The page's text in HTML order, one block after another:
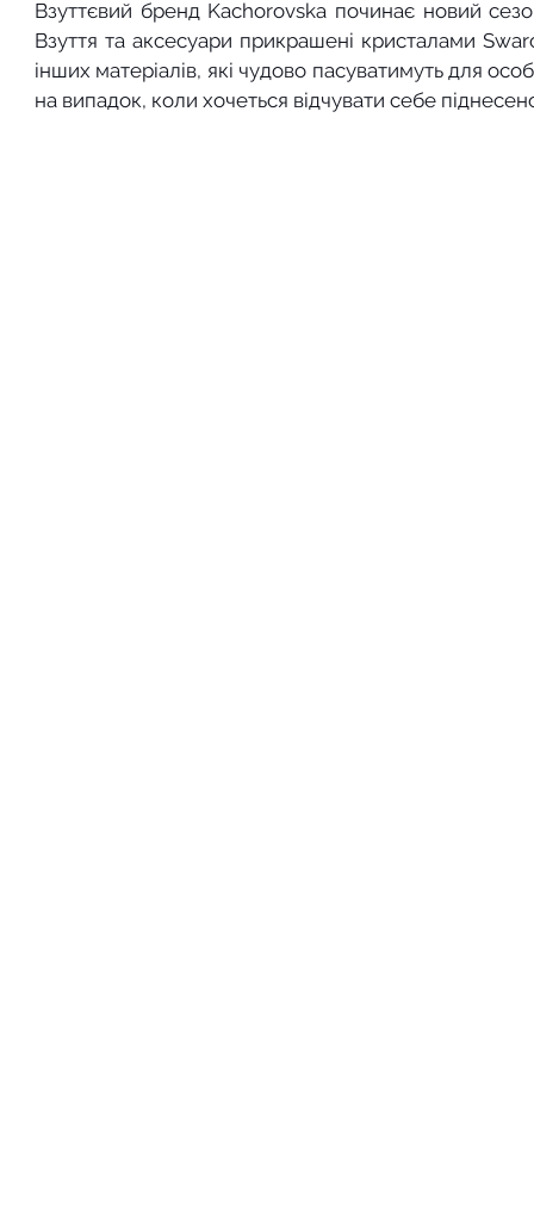
Взуттєвий бренд Kachorovska починає новий
Взуття та аксесуари прикрашені кристалами
інших матеріалів, які чудово пасуватимуть для
на випадок, коли хочеться відчувати себе